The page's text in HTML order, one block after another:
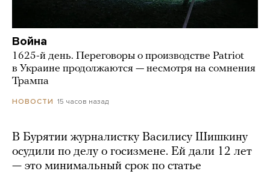
Война
1625-й день. Переговоры о производстве Patriot
в Украине продолжаются — несмотря на сомнения
Трампа
НОВОСТИ 15 часов назад
В Бурятии журналистку Василису Шишкину
осудили по делу о госизмене. Ей дали 12 лет
— это минимальный срок по статье